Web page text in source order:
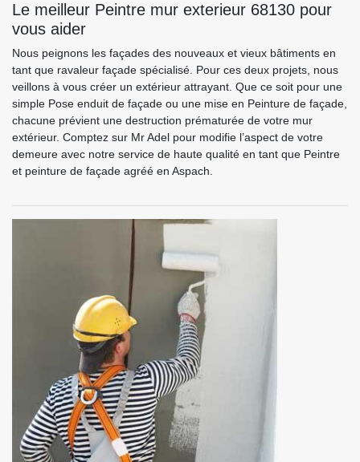
Le meilleur Peintre mur exterieur 68130 pour
vous aider
Nous peignons les façades des nouveaux et vieux bâtiments en
tant que ravaleur façade spécialisé. Pour ces deux projets, nous
veillons à vous créer un extérieur attrayant. Que ce soit pour une
simple Pose enduit de façade ou une mise en Peinture de façade,
chacune prévient une destruction prématurée de votre mur
extérieur. Comptez sur Mr Adel pour modifie l’aspect de votre
demeure avec notre service de haute qualité en tant que Peintre
et peinture de façade agréé en Aspach.